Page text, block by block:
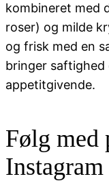
kombineret med
roser) og milde
og frisk med en
bringer saftighed
appetitgivende.
Følg med
Instagram